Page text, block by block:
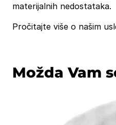
materijalnih nedostataka.
Pročitajte više o našim
Možda Vam